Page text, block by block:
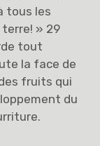
tous les
» 29
tout
la face de
fruits qui
du